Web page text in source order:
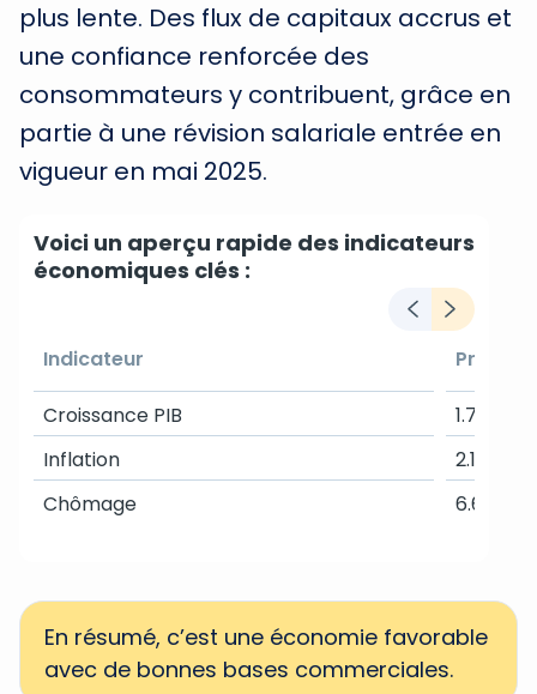
plus lente. Des flux de capitaux accrus et
une confiance renforcée des
consommateurs y contribuent, grâce en
partie à une révision salariale entrée en
vigueur en mai 2025.
Voici un aperçu rapide des indicateurs
économiques clés :
Indicateur
Croissance PIB
Inflation
Chômage
1.7 %
2.1 %
6.6 %
En résumé, c’est une économie favorable
avec de bonnes bases commerciales.